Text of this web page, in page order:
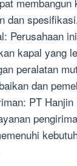
dan
Perusahaan
kapal yang
peralatan
dan
PT